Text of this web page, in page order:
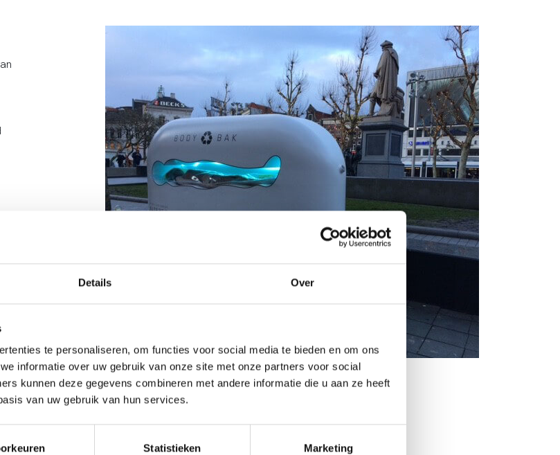
Details Over
te personaliseren, om functies voor social media te bieden en om ons
informatie over uw gebruik van onze site met onze partners voor social
kunnen deze gegevens combineren met andere informatie die u aan ze heeft
van uw gebruik van hun services.
Statistieken Marketing